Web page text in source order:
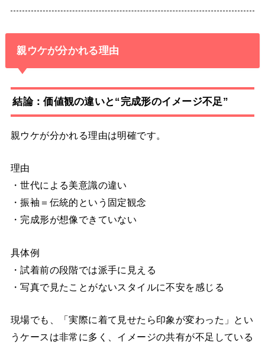
親ウケが分かれる理由
結論：価値観の違いと“完成形のイメージ不足”
親ウケが分かれる理由は明確です。
理由
・世代による美意識の違い
・振袖＝伝統的という固定観念
・完成形が想像できていない
具体例
・試着前の段階では派手に見える
・写真で見たことがないスタイルに不安を感じる
現場でも、「実際に着て見せたら印象が変わった」とい
うケースは非常に多く、イメージの共有が不足している